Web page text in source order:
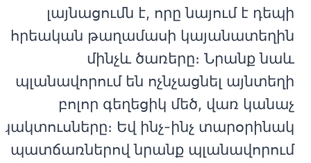
լայնացումն է, որը նայում է դեպի
հրեական թաղամասի կայանատեղին
մինչև ծառերը։ Նրանք նաև
պլանավորում են ոչնչացնել այնտեղի
բոլոր գեղեցիկ մեծ, վառ կանաչ
կակտուսները։ Եվ ինչ-ինչ տարօրինակ
պատճառներով նրանք պլանավորում